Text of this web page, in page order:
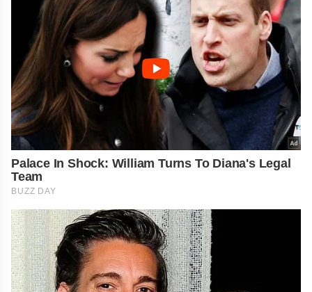
Palace In Shock: William Turns To Diana's Legal
Team
BUZZ DAY